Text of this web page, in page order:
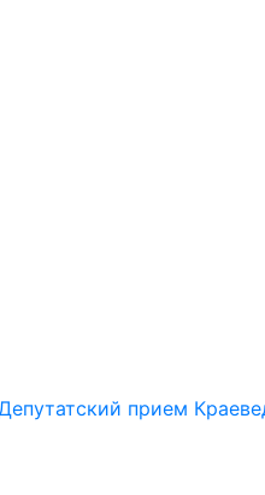
прием